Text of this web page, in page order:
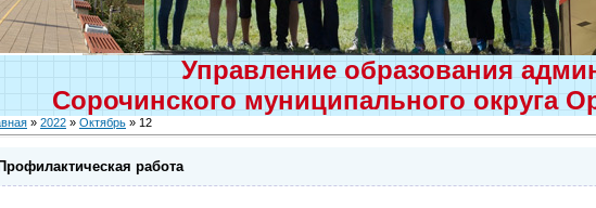
Управление образования
Сорочинского муниципального округа
» 2022 » Октябрь » 12
работа